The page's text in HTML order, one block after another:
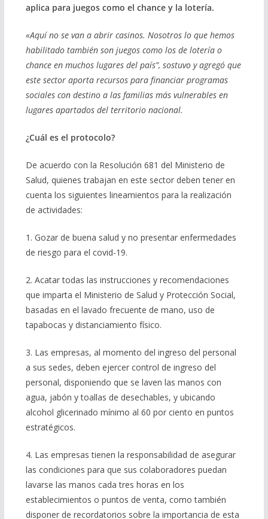
aplica para juegos como el chance y la lotería.
«Aquí no se van a abrir casinos. Nosotros lo que hemos
habilitado también son juegos como los de lotería o
chance en muchos lugares del país”, sostuvo y agregó que
este sector aporta recursos para financiar programas
sociales con destino a las familias más vulnerables en
lugares apartados del territorio nacional.
¿Cuál es el protocolo?
De acuerdo con la Resolución 681 del Ministerio de
Salud, quienes trabajan en este sector deben tener en
cuenta los siguientes lineamientos para la realización
de actividades:
1. Gozar de buena salud y no presentar enfermedades
de riesgo para el covid-19.
2. Acatar todas las instrucciones y recomendaciones
que imparta el Ministerio de Salud y Protección Social,
basadas en el lavado frecuente de mano, uso de
tapabocas y distanciamiento físico.
3. Las empresas, al momento del ingreso del personal
a sus sedes, deben ejercer control de ingreso del
personal, disponiendo que se laven las manos con
agua, jabón y toallas de desechables, y ubicando
alcohol glicerinado mínimo al 60 por ciento en puntos
estratégicos.
4. Las empresas tienen la responsabilidad de asegurar
las condiciones para que sus colaboradores puedan
lavarse las manos cada tres horas en los
establecimientos o puntos de venta, como también
disponer de recordatorios sobre la importancia de esta